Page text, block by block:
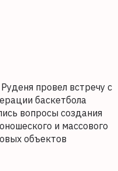
провел встречу с
баскетбола
вопросы создания
и массового
объектов